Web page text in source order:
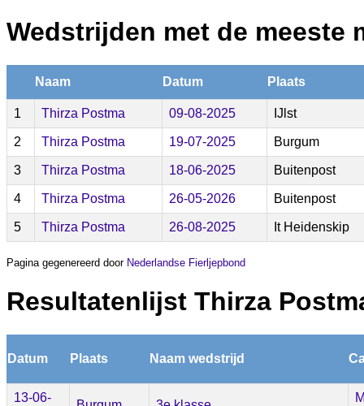
Wedstrijden met de meeste
Naam Datum Plaats
1 Thirza Postma 09-08-2025 IJlst
2 Thirza Postma 19-07-2025 Burgum
3 Thirza Postma 18-06-2025 Buitenpost
4 Thirza Postma 26-05-2026 Buitenpost
5 Thirza Postma 26-08-2025 It Heidenskip
Pagina gegenereerd door Nederlandse Fierljepbond
Resultatenlijst Thirza
Datum Plaats Naam wedstrijd
13-06-